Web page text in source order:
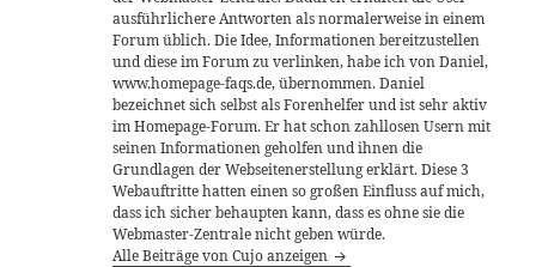
ausführlichere Antworten als normalerweise in einem
Forum üblich. Die Idee, Informationen bereitzustellen
und diese im Forum zu verlinken, habe ich von Daniel,
www.homepage-faqs.de, übernommen. Daniel
bezeichnet sich selbst als Forenhelfer und ist sehr aktiv
im Homepage-Forum. Er hat schon zahllosen Usern mit
seinen Informationen geholfen und ihnen die
Grundlagen der Webseitenerstellung erklärt. Diese 3
Webauftritte hatten einen so großen Einfluss auf mich,
dass ich sicher behaupten kann, dass es ohne sie die
Webmaster-Zentrale nicht geben würde.
Alle Beiträge von Cujo anzeigen